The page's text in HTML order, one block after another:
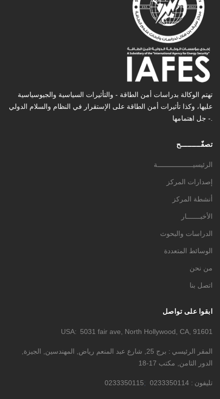
تهتم الوكالة بدراسات أمن الطاقة - والتأثیرات السیاسیة والجیوسیاسیة
عليها، وكذا تأثیرات أمن الطاقة على الإستقرار في النظام والسلام الدولي
- جل اهتمامها.
تصفّـــــــــح
الرئيسيــــــــــــــــــة
إصدارات المركز
أنشطة المركز
الأخبـــــــار
الدراسات والبحوث
الوسائط المتعددة
من نحن
اتصل بنا
ابقوا على تواصل
USA 5031 fair ave, North Hollywood, CA, 91601
المقر الرئيسي
برج 25, شارع عبد المنعم رياض, المهندسين, الجيزة,
الدور الثامن, مكتب 17-18
تليفون 0233350114
0233350115